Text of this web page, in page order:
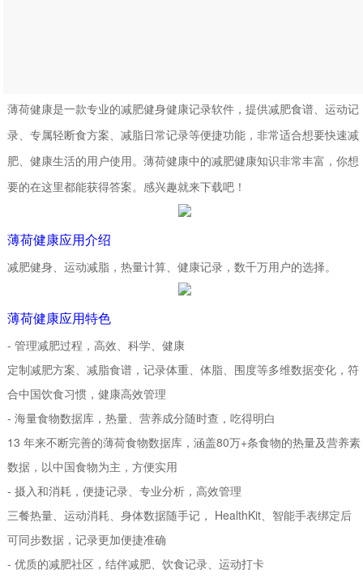
薄荷健康是一款专业的减肥健身健康记录软件，提供减肥食谱、运动记
录、专属轻断食方案、减脂日常记录等便捷功能，非常适合想要快速减
肥、健康生活的用户使用。薄荷健康中的减肥健康知识非常丰富，你想
要的在这里都能获得答案。感兴趣就来下载吧！
薄荷健康应用介绍
减肥健身、运动减脂，热量计算、健康记录，数千万用户的选择。
薄荷健康应用特色
- 管理减肥过程，高效、科学、健康
定制减肥方案、减脂食谱，记录体重、体脂、围度等多维数据变化，符
合中国饮食习惯，健康高效管理
- 海量食物数据库，热量、营养成分随时查，吃得明白
13 年来不断完善的薄荷食物数据库，涵盖80万+条食物的热量及营养素
数据，以中国食物为主，方便实用
- 摄入和消耗，便捷记录、专业分析，高效管理
三餐热量、运动消耗、身体数据随手记， HealthKit、智能手表绑定后
可同步数据，记录更加便捷准确
- 优质的减肥社区，结伴减肥、饮食记录、运动打卡